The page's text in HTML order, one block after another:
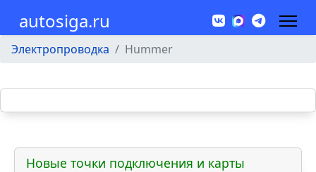
autosiga.ru
Электропроводка Hummer
Новые точки подключения и карты